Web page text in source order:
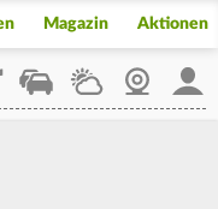
Magazin Aktionen
StaupilotWetterWebcam